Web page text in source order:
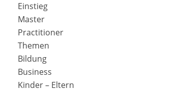
Einstieg
Master
Practitioner
Themen
Bildung
Business
Kinder – Eltern